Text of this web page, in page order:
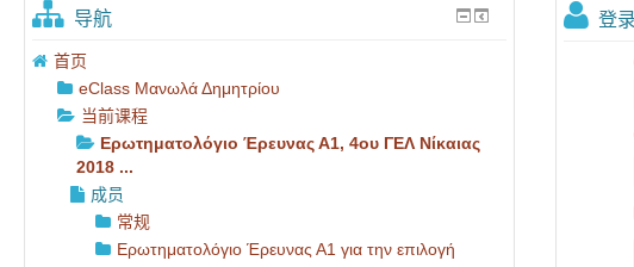
导航
首页
eClass Μανωλά Δημητρίου
当前课程
Ερωτηματολόγιο Έρευνας Α1, 4ου ΓΕΛ Νίκαιας
2018 ...
成员
常规
Ερωτηματολόγιο Έρευνας Α1 για την επιλογή
登